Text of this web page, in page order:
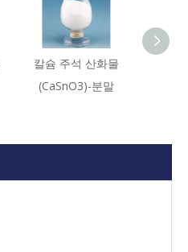
칼슘 주석 산화물
(CaSnO3)-분말